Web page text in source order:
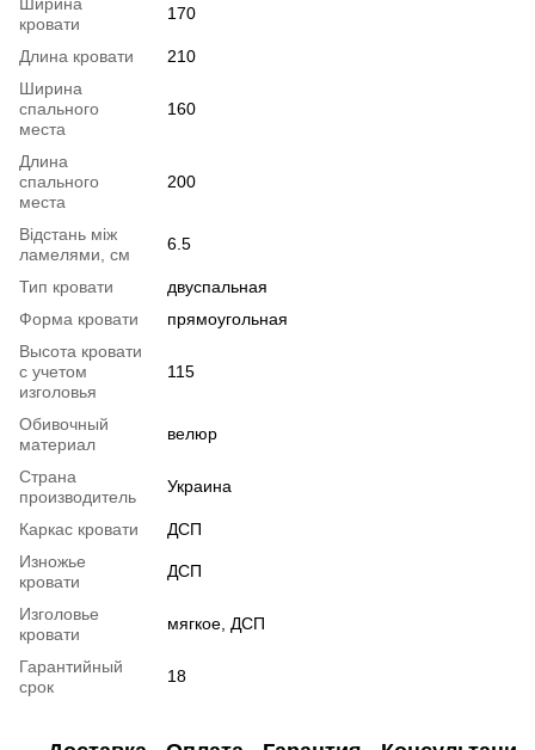
кровати
170
Длина кровати
210
Ширина
спального
места
160
Длина
спального
места
200
Відстань між
ламелями, см
6.5
Тип кровати
двуспальная
Форма кровати
прямоугольная
Высота кровати
с учетом
изголовья
115
Обивочный
материал
велюр
Страна
производитель
Украина
Каркас кровати
ДСП
Изножье
кровати
ДСП
Изголовье
кровати
мягкое, ДСП
Гарантийный
срок
18